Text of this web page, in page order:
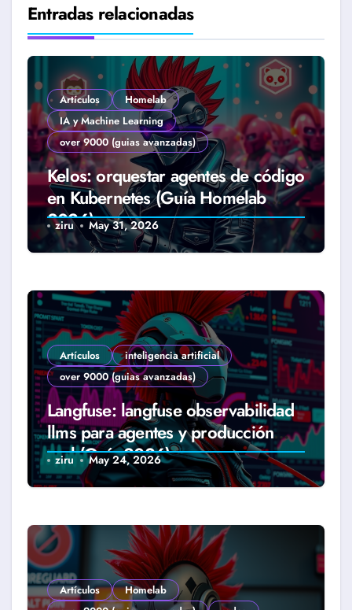
Entradas relacionadas
Artículos
Homelab
IA y Machine Learning
over 9000 (guias avanzadas)
Kelos: orquestar agentes de código
en Kubernetes (Guía Homelab
2026)
ziru May 31, 2026
Artículos
inteligencia artificial
over 9000 (guias avanzadas)
Langfuse: langfuse observabilidad
llms para agentes y producción
real (Guía 2026)
ziru May 24, 2026
Artículos
Homelab